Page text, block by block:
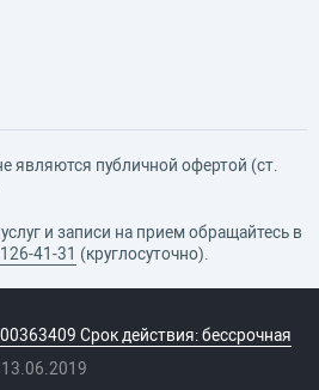
являются публичной офертой (ст.
и записи на прием обращайтесь в
41-31 (круглосуточно).
Срок действия: бессрочная